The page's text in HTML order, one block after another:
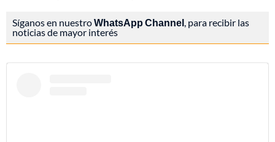
Síganos en nuestroWhatsApp Channel, para recibir las
noticias de mayor interés